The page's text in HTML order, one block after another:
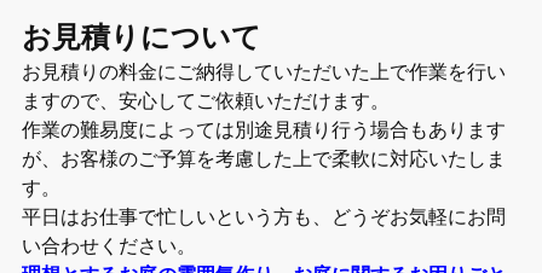
お見積りについて
お見積りの料金にご納得していただいた上で作業を行い
ますので、安心してご依頼いただけます。
作業の難易度によっては別途見積り行う場合もあります
が、お客様のご予算を考慮した上で柔軟に対応いたしま
す。
平日はお仕事で忙しいという方も、どうぞお気軽にお問
い合わせください。